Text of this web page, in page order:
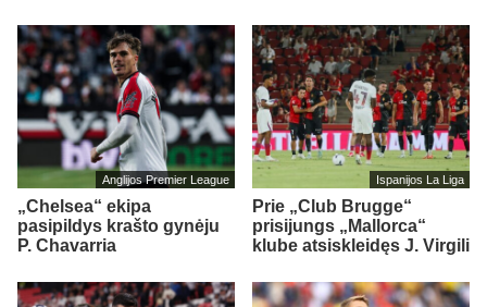
Anglijos Premier League
„Chelsea“ ekipa
pasipildys krašto gynėju
P. Chavarria
Ispanijos La Liga
Prie „Club Brugge“
prisijungs „Mallorca“
klube atsiskleidęs J. Virgili